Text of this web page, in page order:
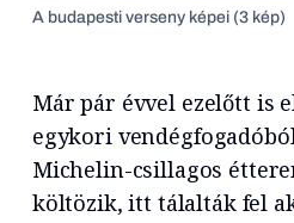
A budapesti verseny képei (3 kép)
Már pár évvel ezelőtt is
egykori
Michelin-csillagos
költözik, itt tálalták fel